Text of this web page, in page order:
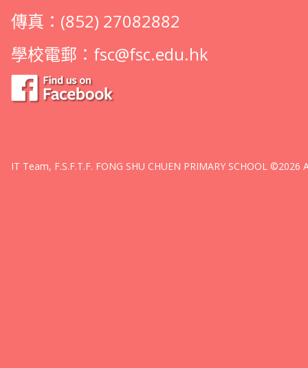
傳真：(852) 27082882
學校電郵： fsc@fsc.edu.hk
IT Team, F.S.F.T.F. FONG SHU CHUEN PRIMARY SCHOOL ©2026